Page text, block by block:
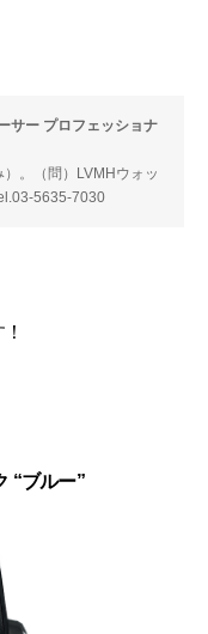
サー プロフェッショナ
。（問）LVMHウォッ
5635-7030
“ブルー”